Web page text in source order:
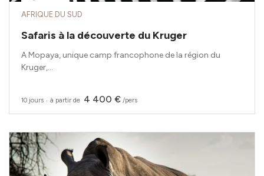
AFRIQUE DU SUD
Safaris à la découverte du Kruger
A Mopaya, unique camp francophone de la région du
Kruger,...
10 jours ‧ à partir de 4 400 € /pers